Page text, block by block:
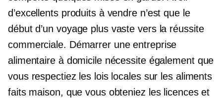
d’excellents produits à vendre n’est que le
début d’un voyage plus vaste vers la réussite
commerciale. Démarrer une entreprise
alimentaire à domicile nécessite également que
vous respectiez les lois locales sur les aliments
faits maison, que vous obteniez les licences et